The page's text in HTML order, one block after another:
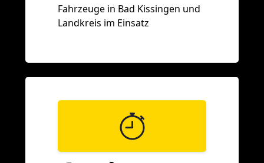
Fahrzeuge in Bad Kissingen und
Landkreis im Einsatz